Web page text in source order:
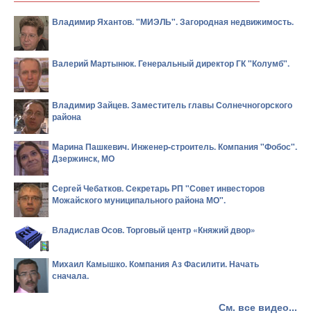
Владимир Яхантов. "МИЭЛЬ". Загородная недвижимость.
Валерий Мартынюк. Генеральный директор ГК "Колумб".
Владимир Зайцев. Заместитель главы Солнечногорского
района
Марина Пашкевич. Инженер-строитель. Компания "Фобос".
Дзержинск, МО
Сергей Чебатков. Секретарь РП "Совет инвесторов
Можайского муниципального района МО".
Владислав Осов. Торговый центр «Княжий двор»
Михаил Камышко. Компания Аз Фасилити. Начать
сначала.
См. все видео...